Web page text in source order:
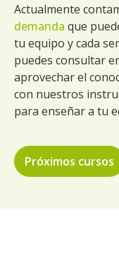
Actualmente
demanda que
tu equipo y cada
puedes consultar
aprovechar el
con nuestros
para enseñar a tu
Próximos cursos